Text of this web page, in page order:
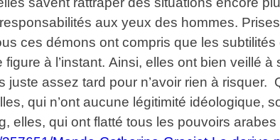
aux yeux des hommes.
ces démons ont compris que les
figure à l’instant. Ainsi, elles ont bien veillé
juste assez tard pour n’avoir rien à
qui n’ont aucune légitimité idéologique,
elles, qui ont flatté tous les pouvoirs